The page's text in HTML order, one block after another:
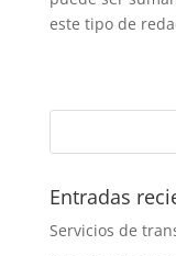
este tipo de
Entradas
Servicios de